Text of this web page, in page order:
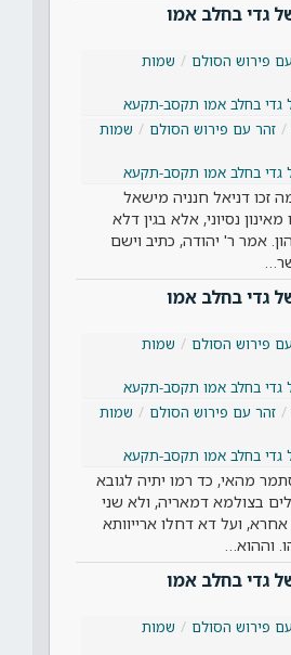
גדי בחלב אמו
פירוש הסולם
שמות
בחלב אמו תקסב-תקעא
זהר עם פירוש הסולם
שמות
בחלב אמו תקסב-תקעא
זכו דניאל חנניה מישאל
מאינון נסיוני, אלא בגין דלא
אמר ר' יהודה, כתיב וישם
גדי בחלב אמו
פירוש הסולם
שמות
בחלב אמו תקסב-תקעא
זהר עם פירוש הסולם
שמות
בחלב אמו תקסב-תקעא
מהאי, כד רמו יתיה לגובא
בצולמא דמאריה, ולא שני
ועל דא דחלו ארייוותא
וההוא…
גדי בחלב אמו
פירוש הסולם
שמות